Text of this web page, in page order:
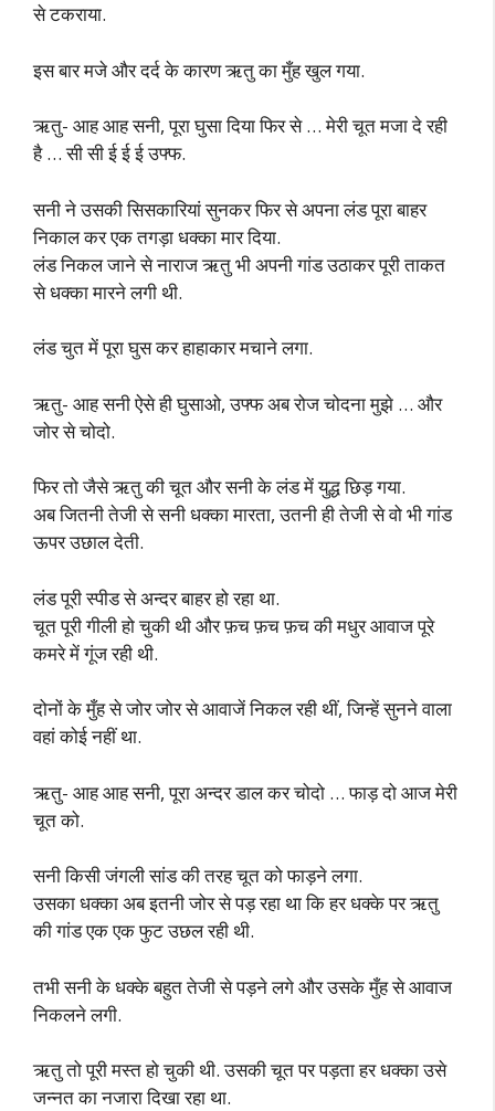
से टकराया.
इस बार मजे और दर्द के कारण ऋतु का मुँह खुल गया.
ऋतु- आह आह सनी, पूरा घुसा दिया फिर से … मेरी चूत मजा दे रही
है … सी सी ई ई ई उफ्फ.
सनी ने उसकी सिसकारियां सुनकर फिर से अपना लंड पूरा बाहर
निकाल कर एक तगड़ा धक्का मार दिया.
लंड निकल जाने से नाराज ऋतु भी अपनी गांड उठाकर पूरी ताकत
से धक्का मारने लगी थी.
लंड चुत में पूरा घुस कर हाहाकार मचाने लगा.
ऋतु- आह सनी ऐसे ही घुसाओ, उफ्फ अब रोज चोदना मुझे … और
जोर से चोदो.
फिर तो जैसे ऋतु की चूत और सनी के लंड में युद्ध छिड़ गया.
अब जितनी तेजी से सनी धक्का मारता, उतनी ही तेजी से वो भी गांड
ऊपर उछाल देती.
लंड पूरी स्पीड से अन्दर बाहर हो रहा था.
चूत पूरी गीली हो चुकी थी और फ़च फ़च फ़च की मधुर आवाज पूरे
कमरे में गूंज रही थी.
दोनों के मुँह से जोर जोर से आवाजें निकल रही थीं, जिन्हें सुनने वाला
वहां कोई नहीं था.
ऋतु- आह आह सनी, पूरा अन्दर डाल कर चोदो … फाड़ दो आज मेरी
चूत को.
सनी किसी जंगली सांड की तरह चूत को फाड़ने लगा.
उसका धक्का अब इतनी जोर से पड़ रहा था कि हर धक्के पर ऋतु
की गांड एक एक फुट उछल रही थी.
तभी सनी के धक्के बहुत तेजी से पड़ने लगे और उसके मुँह से आवाज
निकलने लगी.
ऋतु तो पूरी मस्त हो चुकी थी. उसकी चूत पर पड़ता हर धक्का उसे
जन्नत का नजारा दिखा रहा था.